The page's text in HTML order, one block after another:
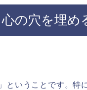
の穴を埋め
ということです。特